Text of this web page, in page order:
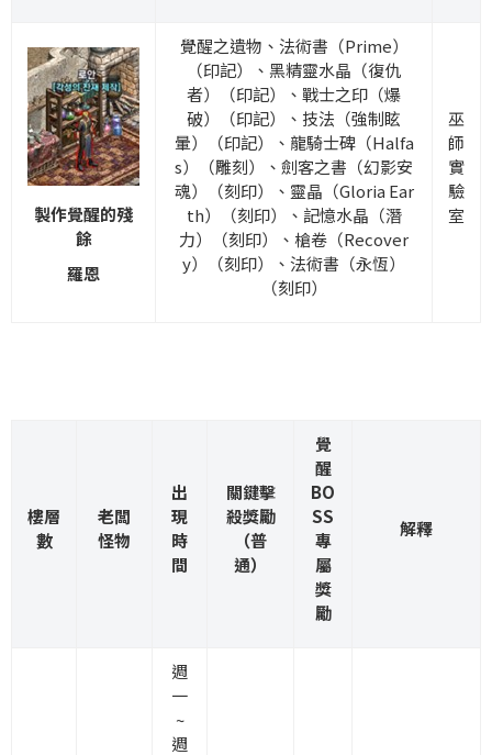
製作覺醒的殘
餘
羅恩
覺醒之遺物、法術書（Prime）
（印記）、黑精靈水晶（復仇
者）（印記）、戰士之印（爆
破）（印記）、技法（強制眩
暈）（印記）、龍騎士碑（Halfa
s）（雕刻）、劍客之書（幻影安
魂）（刻印）、靈晶（Gloria Ear
th）（刻印）、記憶水晶（潛
力）（刻印）、槍卷（Recover
y）（刻印）、法術書（永恆）
（刻印）
巫
師
實
驗
室
樓層
數
老闆
怪物
出
現
時
間
關鍵擊
殺獎勵
（普
通）
覺
醒
BO
SS
專
屬
獎
勵
解釋
週
一
~
週